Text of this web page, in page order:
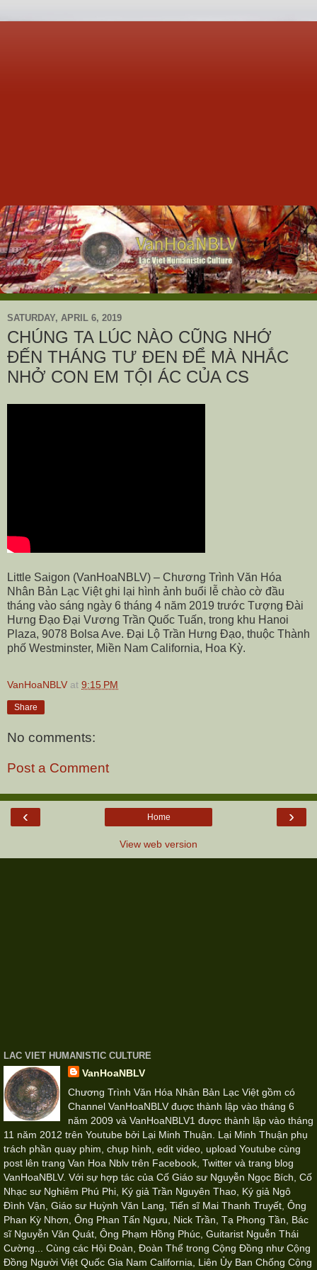
SATURDAY, APRIL 6, 2019
CHÚNG TA LÚC NÀO CŨNG NHỚ
ĐẾN THÁNG TƯ ĐEN ĐỂ MÀ NHẮC
NHỞ CON EM TỘI ÁC CỦA CS
Little Saigon (VanHoaNBLV) – Chương Trình Văn Hóa
Nhân Bản Lạc Việt ghi lại hình ảnh buổi lễ chào cờ đầu
tháng vào sáng ngày 6 tháng 4 năm 2019 trước Tượng Đài
Hưng Đạo Đại Vương Trần Quốc Tuấn, trong khu Hanoi
Plaza, 9078 Bolsa Ave. Đại Lộ Trần Hưng Đạo, thuộc Thành
phố Westminster, Miền Nam California, Hoa Kỳ.
VanHoaNBLV at 9:15 PM
Share
No comments:
Post a Comment
‹ ›
Home
View web version
LAC VIET HUMANISTIC CULTURE
VanHoaNBLV
Chương Trình Văn Hóa Nhân Bản Lạc Việt gồm có
Channel VanHoaNBLV đuợc thành lập vào tháng 6
năm 2009 và VanHoaNBLV1 được thành lập vào tháng
11 năm 2012 trên Youtube bởi Lại Minh Thuận. Lại Minh Thuận phụ
trách phần quay phim, chụp hình, edit video, upload Youtube cùng
post lên trang Van Hoa Nblv trên Facebook, Twitter và trang blog
VanHoaNBLV. Với sự hợp tác của Cố Giáo sư Nguyễn Ngọc Bích, Cố
Nhạc sư Nghiêm Phú Phi, Ký giả Trần Nguyên Thao, Ký giả Ngô
Đình Vận, Giáo sư Huỳnh Văn Lang, Tiến sĩ Mai Thanh Truyết, Ông
Phan Kỳ Nhơn, Ông Phan Tấn Ngưu, Nick Trần, Tạ Phong Tần, Bác
sĩ Nguyễn Văn Quát, Ông Phạm Hồng Phúc, Guitarist Nguễn Thái
Cường... Cùng các Hội Đoàn, Đoàn Thể trong Cộng Đồng như Cộng
Đồng Người Việt Quốc Gia Nam California, Liên Ủy Ban Chống Cộng